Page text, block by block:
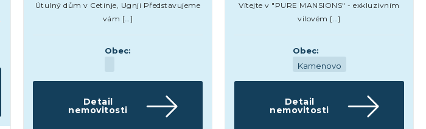
Útulný dům v Cetinje, Ugnji Představujeme
vám […]
Obec:
Detail
nemovitosti
Vítejte v "PURE MANSIONS" - exkluzivním
vilovém […]
Obec:
Kamenovo
Detail
nemovitosti